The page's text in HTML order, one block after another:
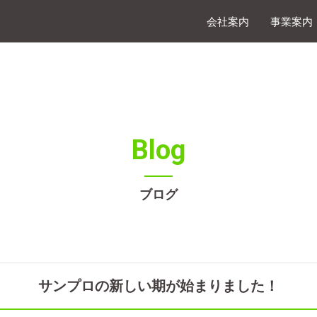
会社案内 事業案内
Blog
ブログ
サンプロの新しい期が始まりました！